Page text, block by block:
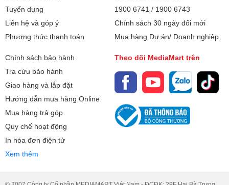
Tuyển dụng
Liên hệ và góp ý
Phương thức thanh toán
1900 6741 / 1900 6743
Chính sách 30 ngày đổi mới
Mua hàng Dự án/ Doanh nghiệp
Chính sách bảo hành
Tra cứu bảo hành
Giao hàng và lắp đặt
Hướng dẫn mua hàng Online
Mua hàng trả góp
Quy chế hoạt động
In hóa đơn điện tử
Xem thêm
Theo dõi MediaMart trên